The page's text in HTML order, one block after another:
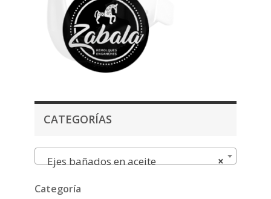
CATEGORÍAS
×
Ejes bañados en aceite
Categoría